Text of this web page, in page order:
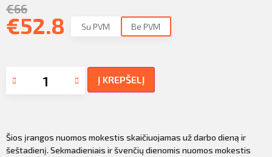
€66
€52.8 Su PVM Be PVM
Į KREPŠELĮ
Šios įrangos nuomos mokestis skaičiuojamas už darbo dieną ir
šeštadienį. Sekmadieniais ir švenčių dienomis nuomos mokestis